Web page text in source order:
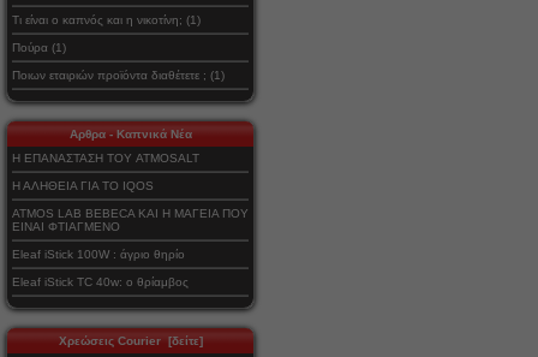
Τι είναι ο καπνός και η νικοτίνη; (1)
Πούρα (1)
Ποιων εταιριών προϊόντα διαθέτετε ; (1)
Αρθρα - Καπνικά Νέα
Η ΕΠΑΝΑΣΤΑΣΗ ΤΟΥ ATMOSALT
Η ΑΛΗΘΕΙΑ ΓΙΑ ΤΟ IQOS
ATMOS LAB BEBECA ΚΑΙ Η ΜΑΓΕΙΑ ΠΟΥ
ΕΙΝΑΙ ΦΤΙΑΓΜΕΝΟ
Eleaf iStick 100W : άγριο θηρίο
Eleaf iStick TC 40w: ο θρίαμβος
Χρεώσεις Courier [δείτε]